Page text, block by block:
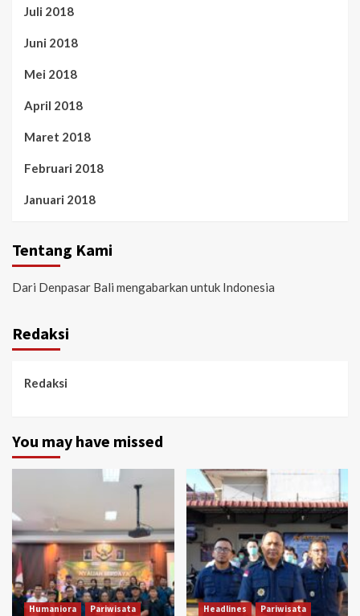
Juli 2018
Juni 2018
Mei 2018
April 2018
Maret 2018
Februari 2018
Januari 2018
Tentang Kami
Dari Denpasar Bali mengabarkan untuk Indonesia
Redaksi
Redaksi
You may have missed
Humaniora
Pariwisata
Headlines
Pariwisata